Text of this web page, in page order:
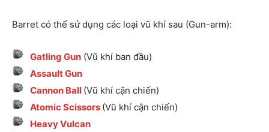
Barret có thể sử dụng các loại vũ khí sau (Gun-arm):
Gatling Gun (Vũ khí ban đầu)
Assault Gun
Cannon Ball (Vũ khí cận chiến)
Atomic Scissors (Vũ khí cận chiến)
Heavy Vulcan